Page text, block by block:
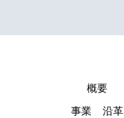
概要
事業 沿革